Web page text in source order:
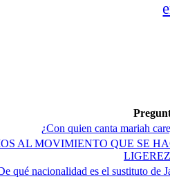
¿Con quien canta mariah
AL MOVIMIENTO QUE SE
qué nacionalidad es el sustituto de